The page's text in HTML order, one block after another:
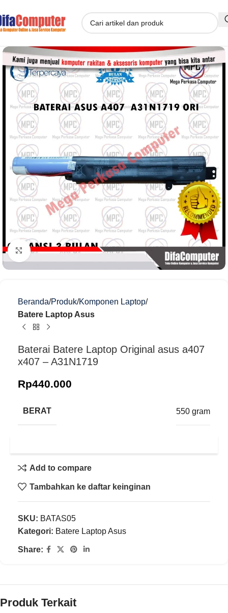
Klik untuk memperbesar
Beranda Produk Komponen Laptop
Batere Laptop Asus
Baterai Batere Laptop Original asus a407
x407 – A31N1719
Rp440.000
BERAT 550 gram
Add to compare
Tambahkan ke daftar keinginan
SKU: BATAS05
Kategori: Batere Laptop Asus
Share:
Produk Terkait